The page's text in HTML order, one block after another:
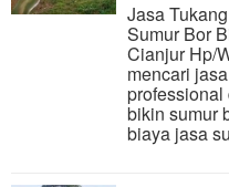
Jasa
Sumur Bor
Cianjur Hp/
mencari
bikin sumur
biaya jasa